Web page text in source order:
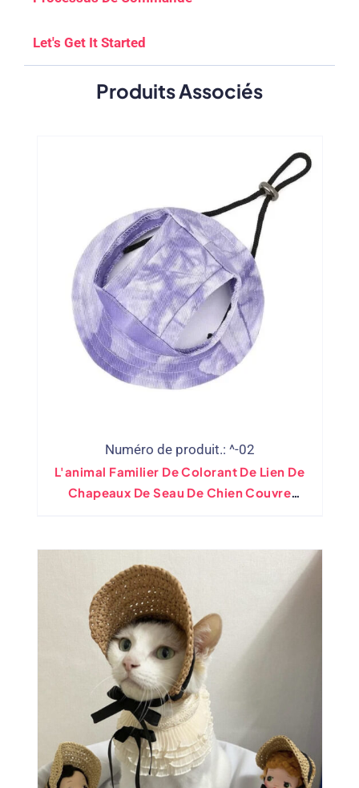
Let's Get It Started
Produits Associés
Numéro de produit.: ^-02
L'animal Familier De Colorant De Lien De
Chapeaux De Seau De Chien Couvre